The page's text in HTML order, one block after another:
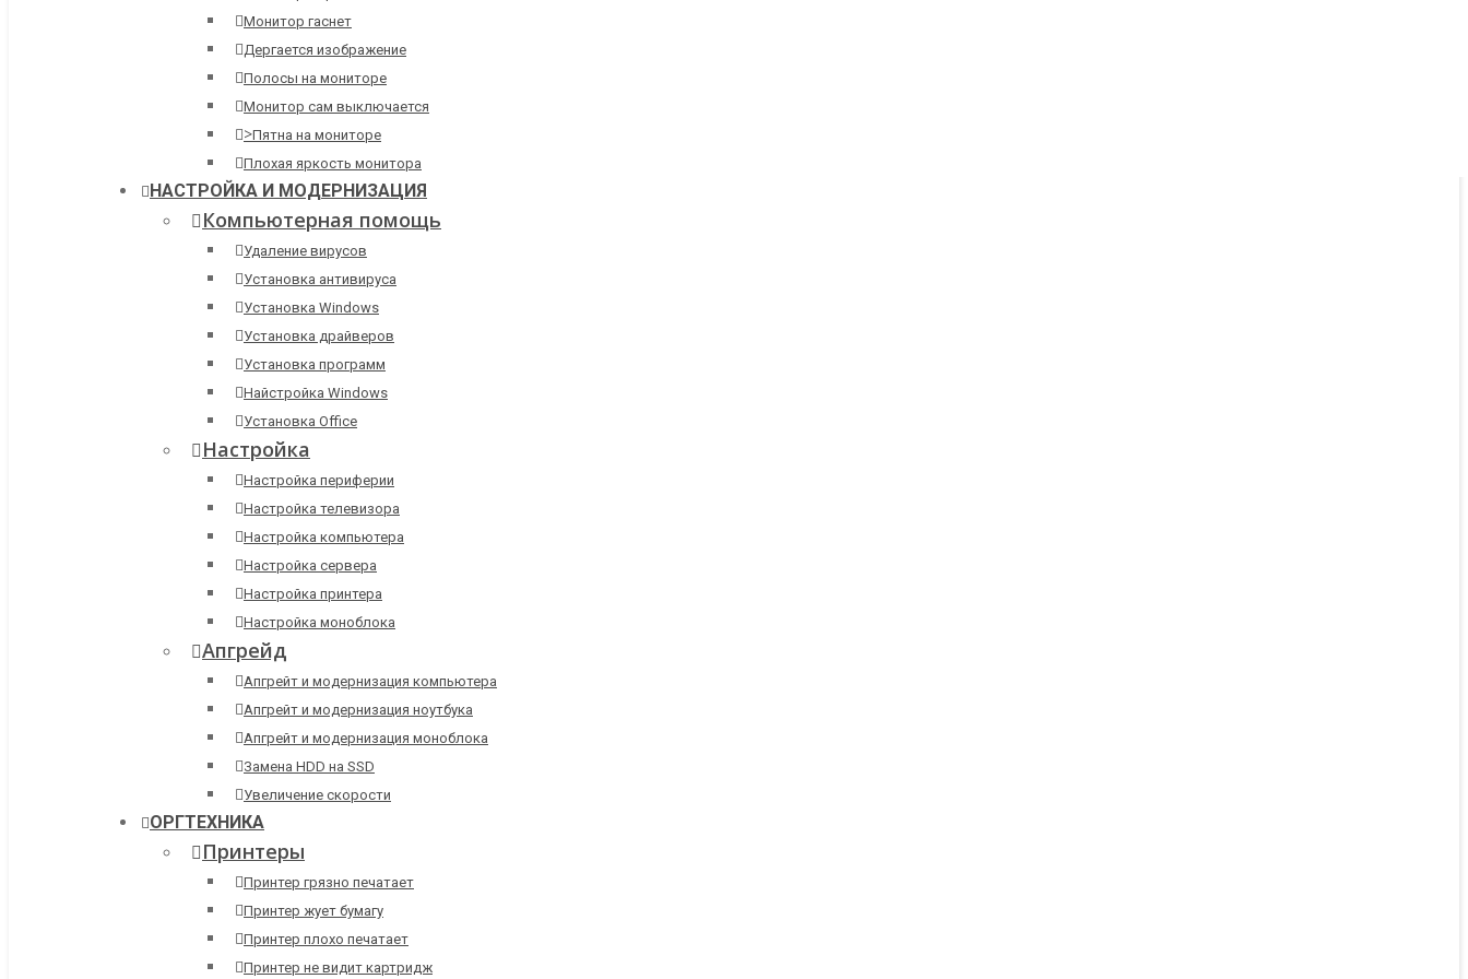
Монитор гаснет
Дергается изображение
Полосы на мониторе
Монитор сам выключается
>Пятна на мониторе
Плохая яркость монитора
НАСТРОЙКА И МОДЕРНИЗАЦИЯ
Компьютерная помощь
Удаление вирусов
Установка антивируса
Установка Windows
Установка драйверов
Установка программ
Найстройка Windows
Установка Office
Настройка
Настройка периферии
Настройка телевизора
Настройка компьютера
Настройка сервера
Настройка принтера
Настройка моноблока
Апгрейд
Апгрейт и модернизация компьютера
Апгрейт и модернизация ноутбука
Апгрейт и модернизация моноблока
Замена HDD на SSD
Увеличение скорости
ОРГТЕХНИКА
Принтеры
Принтер грязно печатает
Принтер жует бумагу
Принтер плохо печатает
Принтер не видит картридж